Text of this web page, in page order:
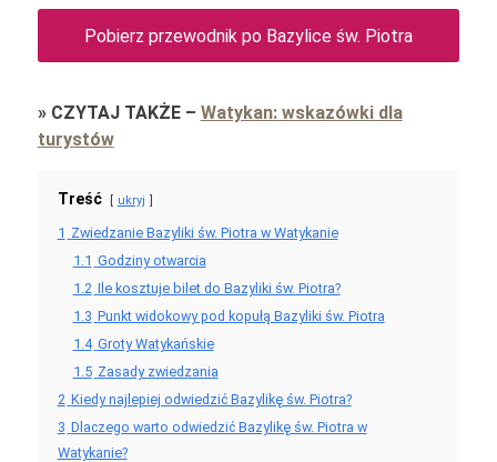
Pobierz przewodnik po Bazylice św. Piotra
» CZYTAJ TAKŻE– Watykan: wskazówki dla
turystów
Treść ukryj
1 Zwiedzanie Bazyliki św. Piotra w Watykanie
1.1 Godziny otwarcia
1.2 Ile kosztuje bilet do Bazyliki św. Piotra?
1.3 Punkt widokowy pod kopułą Bazyliki św. Piotra
1.4 Groty Watykańskie
1.5 Zasady zwiedzania
2 Kiedy najlepiej odwiedzić Bazylikę św. Piotra?
3 Dlaczego warto odwiedzić Bazylikę św. Piotra w
Watykanie?